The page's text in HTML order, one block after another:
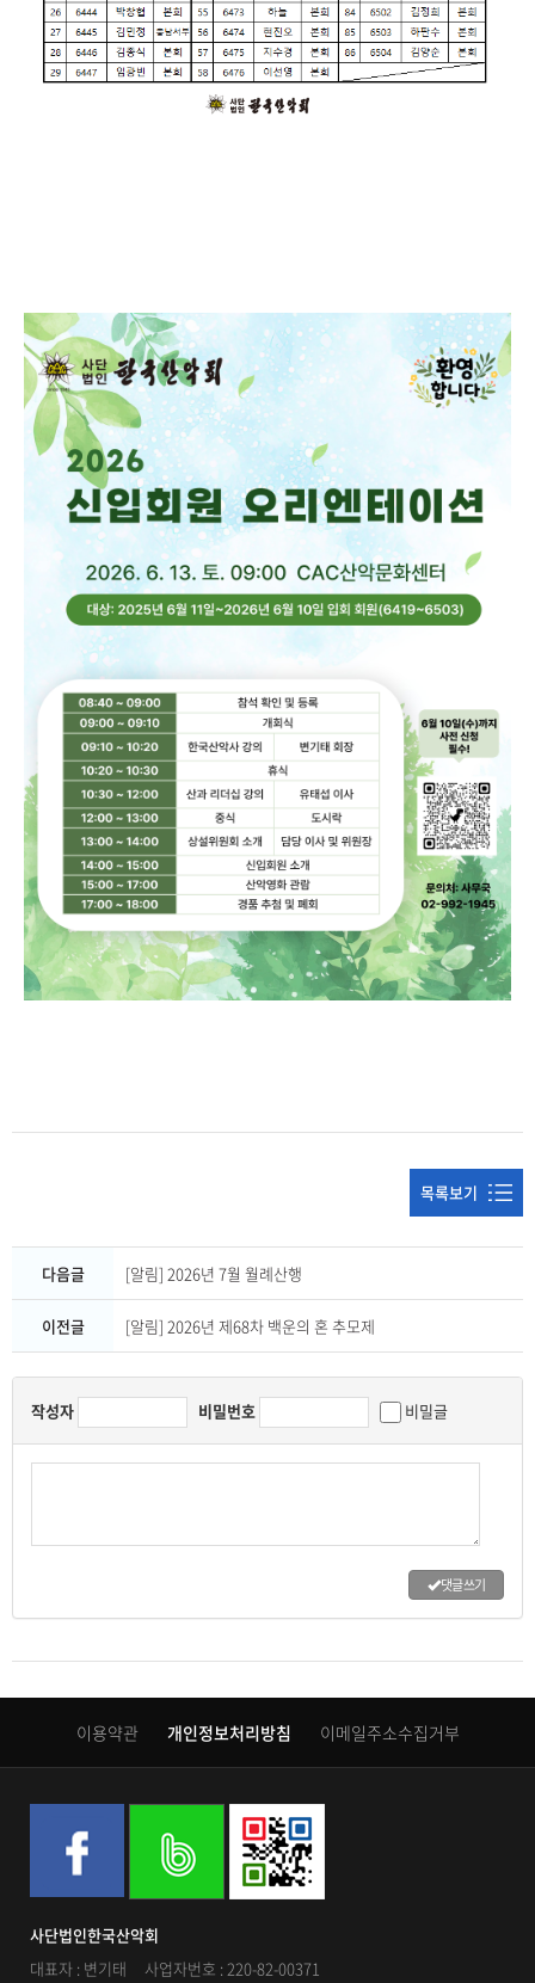
목록보기
다음글 [알림] 2026년 7월 월례산행
이전글 [알림] 2026년 제68차 백운의 혼 추모제
작성자 비밀번호 비밀글
댓글 쓰기
이용약관 개인정보처리방침 이메일주소수집거부
사단법인한국산악회
대표자 : 변기태 사업자번호 : 220-82-00371